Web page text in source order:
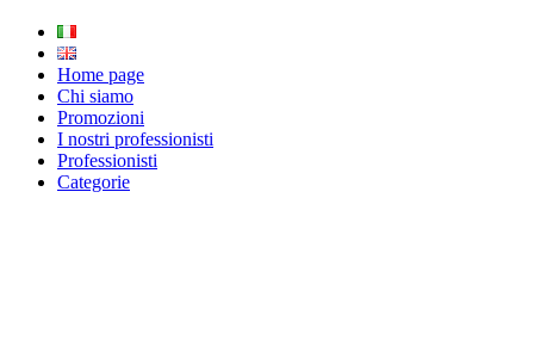
Home page
Chi siamo
Promozioni
I nostri professionisti
Professionisti
Categorie